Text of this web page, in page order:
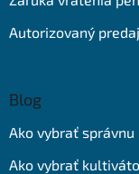
Autorizovaný
Blog
Ako vybrať správnu
Ako vybrať